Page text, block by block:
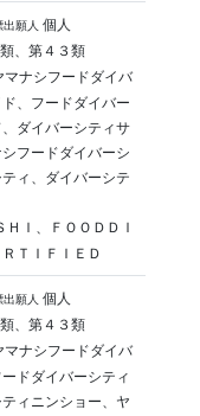
願人 個人
、第４３類
ナシフードダイバ
、フードダイバー
ダイバーシティサ
フードダイバーシ
ィ、ダイバーシテ
Ｉ、ＦＯＯＤＤＩ
ＴＩＦＩＥＤ
願人 個人
、第４３類
ナシフードダイバ
ドダイバーシティ
ィニンショー、ヤ